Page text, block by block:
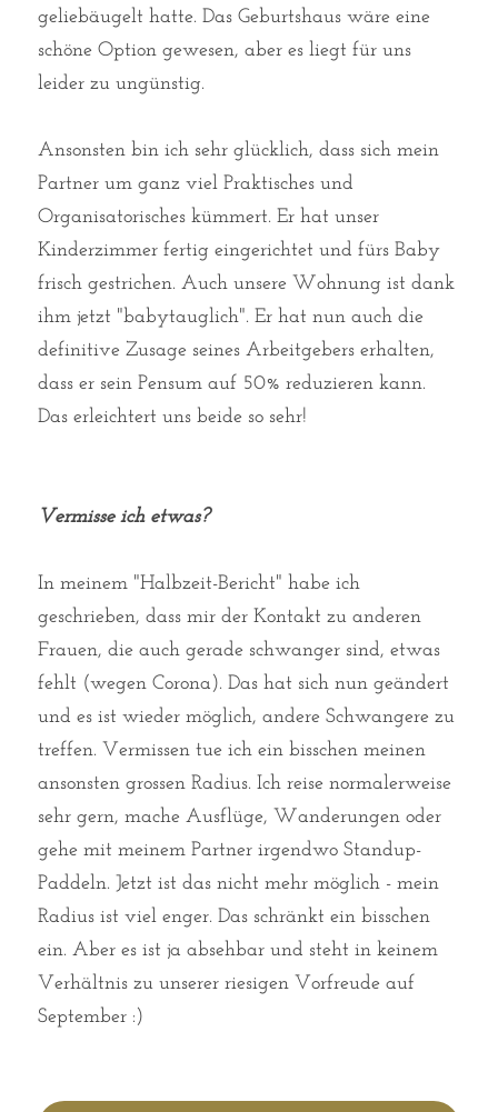
geliebäugelt hatte. Das Geburtshaus wäre eine
schöne Option gewesen, aber es liegt für uns
leider zu ungünstig.
Ansonsten bin ich sehr glücklich, dass sich mein
Partner um ganz viel Praktisches und
Organisatorisches kümmert. Er hat unser
Kinderzimmer fertig eingerichtet und fürs Baby
frisch gestrichen. Auch unsere Wohnung ist dank
ihm jetzt "babytauglich". Er hat nun auch die
definitive Zusage seines Arbeitgebers erhalten,
dass er sein Pensum auf 50% reduzieren kann.
Das erleichtert uns beide so sehr!
Vermisse ich etwas?
In meinem "Halbzeit-Bericht" habe ich
geschrieben, dass mir der Kontakt zu anderen
Frauen, die auch gerade schwanger sind, etwas
fehlt (wegen Corona). Das hat sich nun geändert
und es ist wieder möglich, andere Schwangere zu
treffen. Vermissen tue ich ein bisschen meinen
ansonsten grossen Radius. Ich reise normalerweise
sehr gern, mache Ausflüge, Wanderungen oder
gehe mit meinem Partner irgendwo Standup-
Paddeln. Jetzt ist das nicht mehr möglich - mein
Radius ist viel enger. Das schränkt ein bisschen
ein. Aber es ist ja absehbar und steht in keinem
Verhältnis zu unserer riesigen Vorfreude auf
September :)